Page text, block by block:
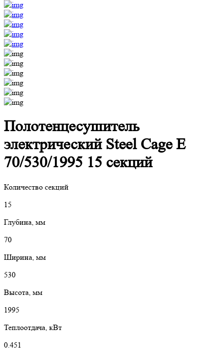
Полотенцесушитель
электрический Steel Cage E
70/530/1995 15 секций
Количество секций
15
Глубина, мм
70
Ширина, мм
530
Высота, мм
1995
Теплоотдача, кВт
0.451